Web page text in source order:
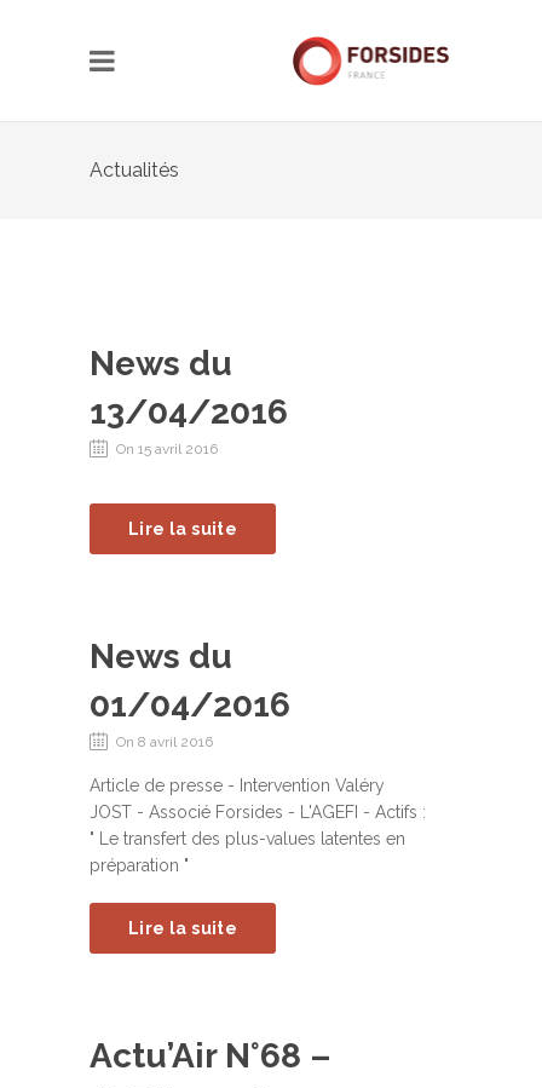
Actualités
News du
13/04/2016
On 15 avril 2016
Lire la suite
News du
01/04/2016
On 8 avril 2016
Article de presse - Intervention Valéry
JOST - Associé Forsides - L'AGEFI - Actifs :
" Le transfert des plus-values latentes en
préparation "
Lire la suite
Actu’Air N°68 –